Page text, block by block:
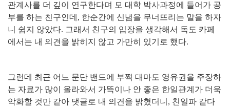
관계사를 더 깊이 연구한다며 모 대학 박사과정에 들어가 공
부를 하는 친구인데 , 한순간에 신념을 무너뜨리는 말을 하자
니 쉽지 않았다. 그래서 친구의 입장을 생각해서 독도 카페
에서는 내 의견을 밝히지 않고 가만히 있기로 했다.
그런데 최근 어느 문단 밴드에 부쩍 대마도 영유권을 주장하
는 자료가 많이 올라와서 가뜩이나 안 좋은 한일관계가 더욱
악화할 것만 같아 댓글로 내 의견을 밝혔더니 , 친일파 같다